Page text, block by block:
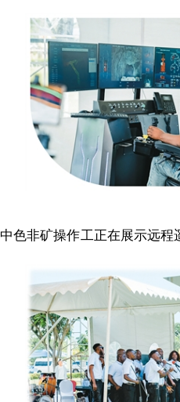
中色非矿操作工正在展示远程